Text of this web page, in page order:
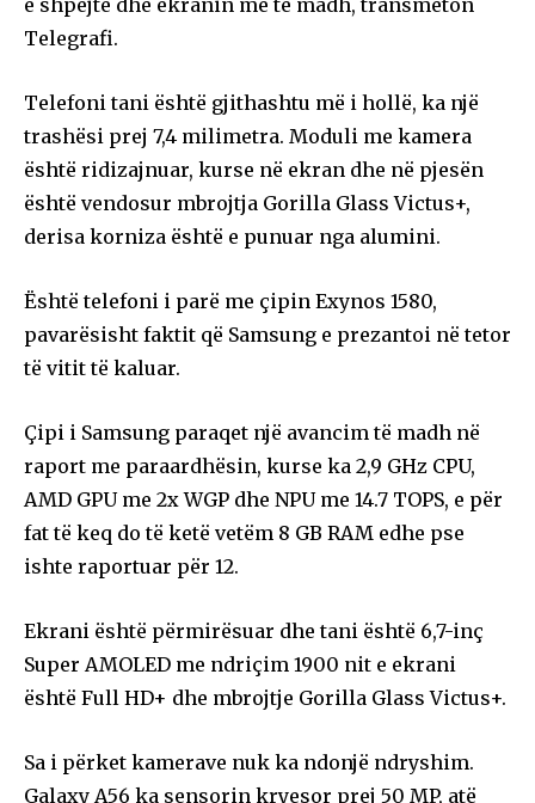
Telegrafi.
Telefoni tani është gjithashtu më i hollë, ka një
trashësi prej 7,4 milimetra. Moduli me kamera
është ridizajnuar, kurse në ekran dhe në pjesën
është vendosur mbrojtja Gorilla Glass Victus+,
derisa korniza është e punuar nga alumini.
Është telefoni i parë me çipin Exynos 1580,
pavarësisht faktit që Samsung e prezantoi në tetor
të vitit të kaluar.
Çipi i Samsung paraqet një avancim të madh në
raport me paraardhësin, kurse ka 2,9 GHz CPU,
AMD GPU me 2x WGP dhe NPU me 14.7 TOPS, e për
fat të keq do të ketë vetëm 8 GB RAM edhe pse
ishte raportuar për 12.
Ekrani është përmirësuar dhe tani është 6,7-inç
Super AMOLED me ndriçim 1900 nit e ekrani
është Full HD+ dhe mbrojtje Gorilla Glass Victus+.
Sa i përket kamerave nuk ka ndonjë ndryshim.
Galaxy A56 ka sensorin kryesor prej 50 MP, atë